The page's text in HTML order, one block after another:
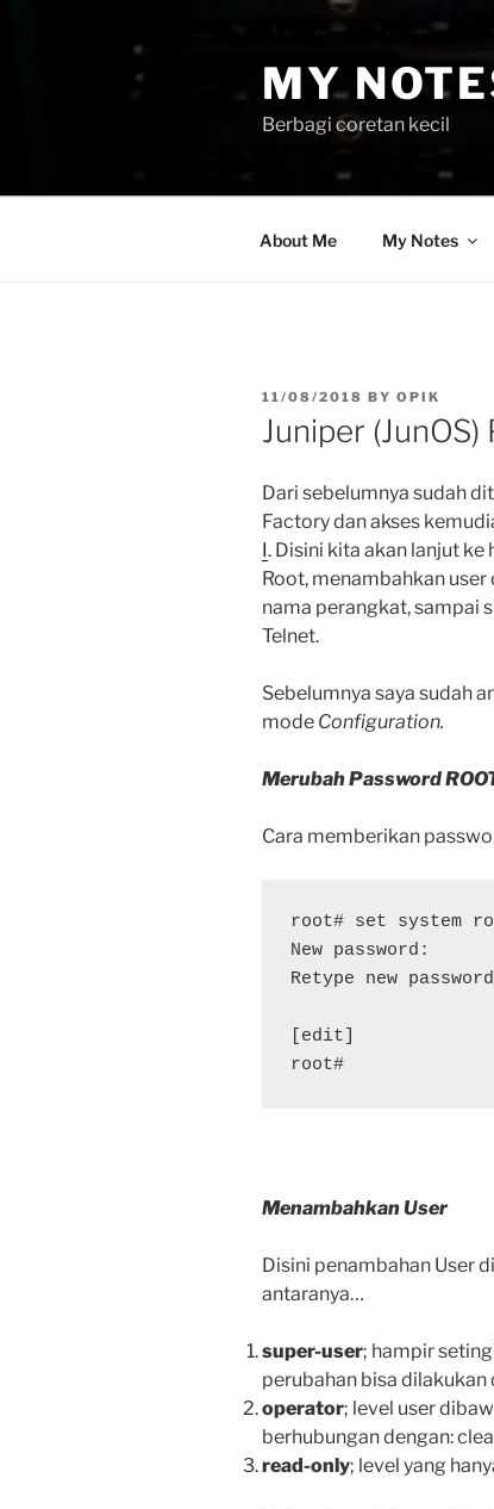
MY
Berbagi coretan kecil
About Me My Notes
POSTED
ON
11/08/2018 BY OPIK
Juniper
Dari sebelumnya sudah
Factory dan akses
I. Disini kita akan lanjut
Root, menambahkan
nama perangkat, sampai
Telnet.
Sebelumnya saya sudah
mode Configuration.
Merubah Password
Cara memberikan
root# set system
New password:
Retype new
[edit]
root#
Menambahkan User
Disini penambahan User
antaranya…
super-user; hampir
perubahan bisa dilakukan
operator; level user
berhubungan dengan:
read-only; level yang